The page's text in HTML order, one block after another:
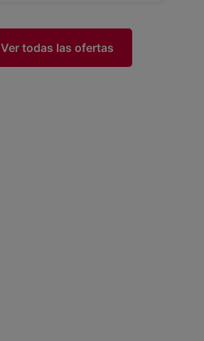
Ver todas las ofertas